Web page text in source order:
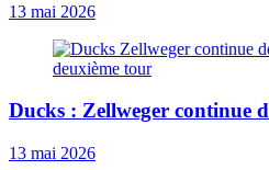
13 mai 2026
Ducks : Zellweger continue
13 mai 2026